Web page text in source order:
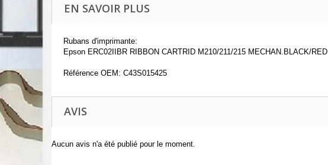
EN SAVOIR PLUS
Rubans d'imprimante:
Epson ERC02IIBR RIBBON CARTRID M210/211/215 MECHAN.BLACK/RED
Référence OEM: C43S015425
AVIS
Aucun avis n'a été publié pour le moment.